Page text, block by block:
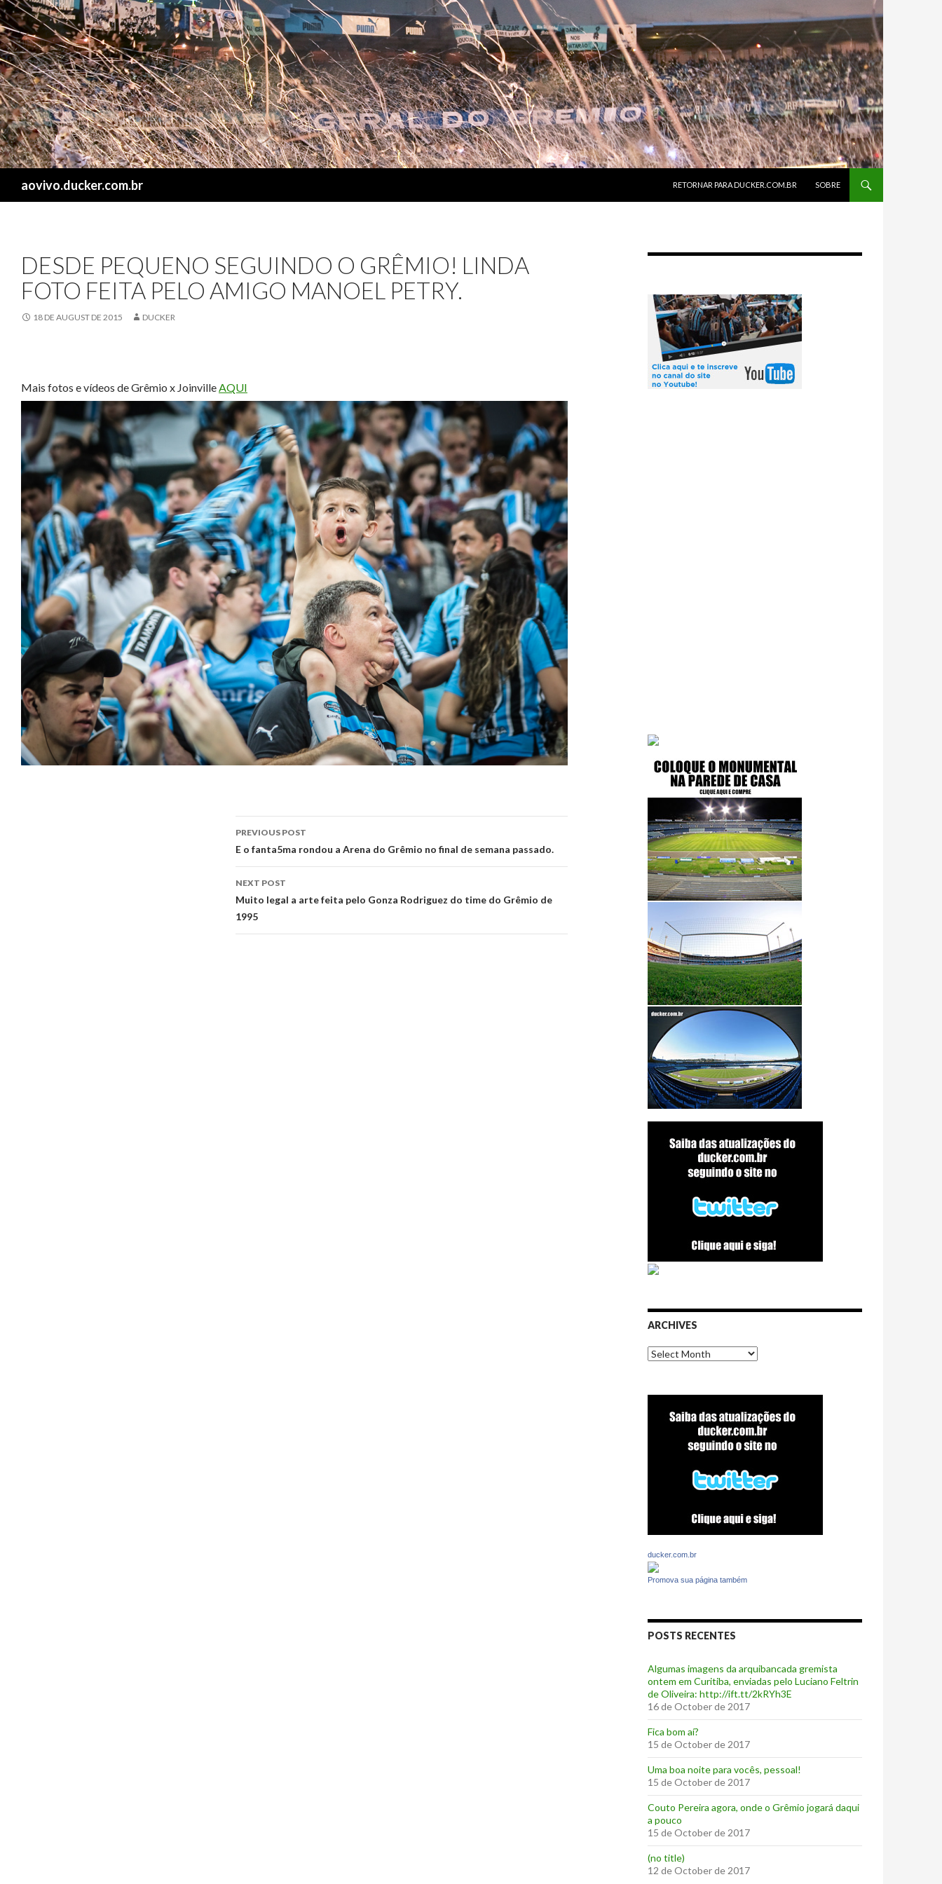
aovivo.ducker.com.br
RETORNAR PARA DUCKER.COM.BR
SOBRE
DESDE PEQUENO SEGUINDO O GRÊMIO! LINDA
FOTO FEITA PELO AMIGO MANOEL PETRY.
18 DE AUGUST DE 2015 DUCKER
Mais fotos e vídeos de Grêmio x JoinvilleAQUI
Post
navigation
PREVIOUS POST
E o fanta5ma rondou a Arena do Grêmio no final de semana passado.
NEXT POST
Muito legal a arte feita pelo Gonza Rodriguez do time do Grêmio de
1995
ARCHIVES
Archives
ducker.com.br
Promova sua página também
POSTS RECENTES
Algumas imagens da arquibancada gremista
ontem em Curitiba, enviadas pelo Luciano Feltrin
de Oliveira: http://ift.tt/2kRYh3E
16 de October de 2017
‪Fica bom aí?‬
15 de October de 2017
Uma boa noite para vocês, pessoal!
15 de October de 2017
‪Couto Pereira agora, onde o Grêmio jogará daqui
a pouco ‬
15 de October de 2017
(no title)
12 de October de 2017